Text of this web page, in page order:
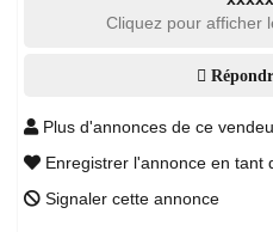
Cliquez pour afficher
Plus d'annonces de ce
Enregistrer l'annonce en tant
Signaler cette annonce